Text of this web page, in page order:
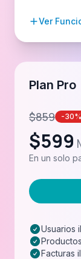
Ver
Plan Pro
$859 -30%
$599
En un solo
Usuarios
Facturas